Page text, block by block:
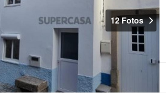
12 Fotos